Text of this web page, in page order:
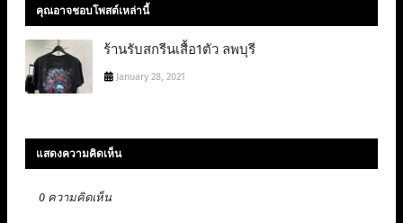
คุณอาจชอบโพสต์เหล่านี้
ร้านรับสกรีนเสื้อ1ตัว ลพบุรี
January 28, 2021
แสดงความคิดเห็น
0 ความคิดเห็น